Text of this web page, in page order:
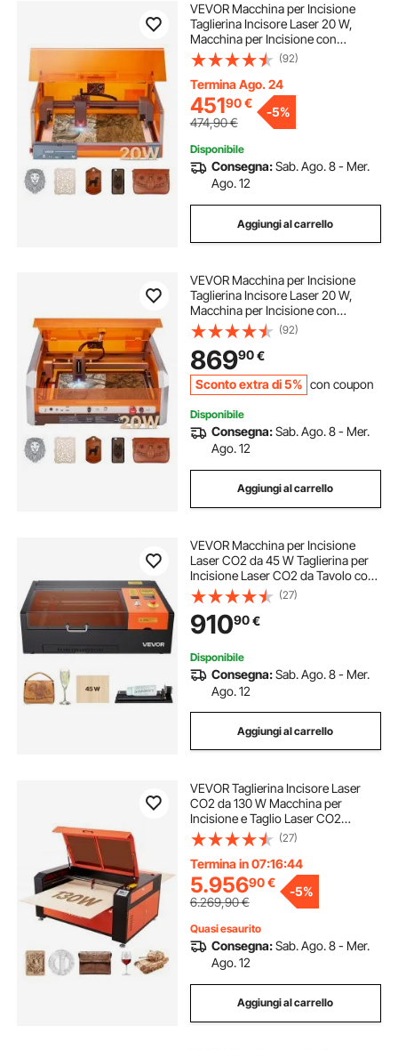
VEVOR Macchina per Incisione
Taglierina Incisore Laser 20 W,
Macchina per Incisione con
Custodia 7000 mm/min, Incisore
con Area di Lavoro 300 x 300 mm,
per Legno, Pelle, Vetro, Classe 1
(92)
Termina Ago. 24
45190€
474,90€
-5%
Disponibile
Consegna:Sab. Ago. 8 - Mer.
Ago. 12
Aggiungi al carrello
VEVOR Macchina per Incisione
Taglierina Incisore Laser 20 W,
Macchina per Incisione con
Custodia 30000 mm/min, Incisore
con Area di Lavoro 400 x 400 mm
Lunghezza d'Onda 455nm, per
Legno, Pelle, Vetro
(92)
86990€
Sconto extra di 5% con coupon
Disponibile
Consegna:Sab. Ago. 8 - Mer.
Ago. 12
Aggiungi al carrello
VEVOR Macchina per Incisione
Laser CO2 da 45 W Taglierina per
Incisione Laser CO2 da Tavolo con
Asse Rotante, Macchina per
Incisione Compatibile con
LightBurn CorelDRAW GRBL,
Legno, Acrilico, Vetro
(27)
91090€
Disponibile
Consegna:Sab. Ago. 8 - Mer.
Ago. 12
Aggiungi al carrello
VEVOR Taglierina Incisore Laser
CO2 da 130 W Macchina per
Incisione e Taglio Laser CO2
Velocità 1200 mm/s, Macchina per
Incisione con Messa a Fuoco
Automatica, per Legno, Acrilico
Vetro
(27)
Termina in 07:16:42
5.95690€
6.269,90€
-5%
Quasi esaurito
Consegna:Sab. Ago. 8 - Mer.
Ago. 12
Aggiungi al carrello